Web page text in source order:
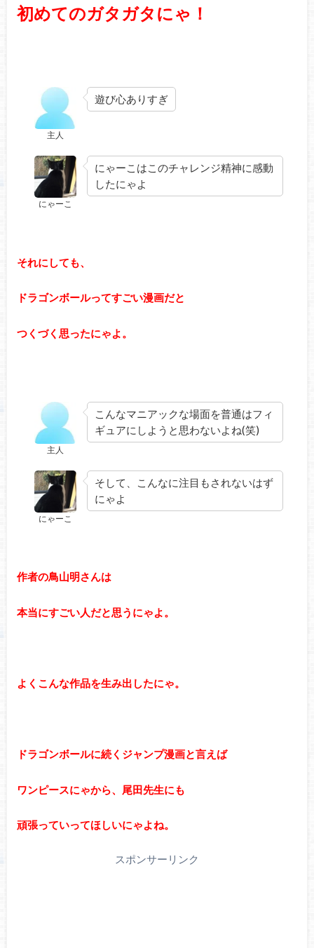
初めてのガタガタにゃ！
主人
遊び心ありすぎ
にゃーこ
にゃーこはこのチャレンジ精神に感動
したにゃよ
それにしても、
ドラゴンボールってすごい漫画だと
つくづく思ったにゃよ。
主人
こんなマニアックな場面を普通はフィ
ギュアにしようと思わないよね(笑)
にゃーこ
そして、こんなに注目もされないはず
にゃよ
作者の鳥山明さんは
本当にすごい人だと思うにゃよ。
よくこんな作品を生み出したにゃ。
ドラゴンボールに続くジャンプ漫画と言えば
ワンピースにゃから、尾田先生にも
頑張っていってほしいにゃよね。
スポンサーリンク